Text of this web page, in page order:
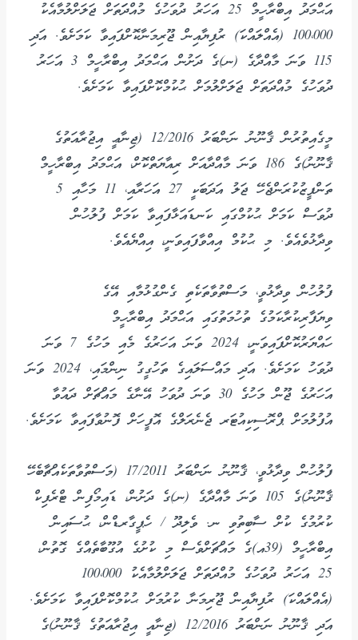
އަޙްމަދު އިބްރާހީމް 25 އަހަރު ދުވަހުގެ މުއްދަަތަށް ޖަލަށްލުމާއެކު
100،000 (އެއްލައްކަ) ރުފިޔާއިން ޖޫރިމަނާކޮށްފައިވާ ކަމަށެވެ. އަދި
115 ވަނަ މާއްދާގެ (ނ)ގެ ދަށުން އަޙްމަދު އިބްރާހީމް 3 އަހަރު
ދުވަހުގެ މުއްދަތަށް ޖަލަށްލުމަށް ޙުކުމްކޮށްފައިވާ ކަމަށެވެ.
މީގެއިތުރުން ޤާނޫނު ނަންބަރު 12/2016 (ޖިނާޢީ އިޖުރާއަތުގެ
ޤާނޫނު)ގެ 186 ވަނަ މާއްދާއަށް ރިއާޔަތްކޮށް، އަޙްމަދު އިބްރާހީމް
ތަންފީޒުކުރަންޖެހޭ ޖަލު އަދަބަކީ 27 އަހަރާއި، 11 މަހާއި 5
ދުވަސް ކަމަށް ޙުކުމްގައި ކަނޑައަޅާފައިވާ ކަމަށް ފުލުހުން
ވިދާޅުވެއެވެ. މި ޙުކުމް އިއްވާފައިވަނީ، އިއްޔެއެވެ.
ފުލުހުން ވިދާޅުވީ، މަސްތުވާތަކެތި ގެންގުޅުމާއި އޭގެ
ވިޔަފާރިކުރާކަމުގެ ތުހުމަތުގައި އަޙްމަދު އިބްރާހީމް
ހައްޔަރުކޮށްފައިވަނީ، 2024 ވަނަ އަހަރުގެ މެއި މަހުގެ 7 ވަނަ
ދުވަހު ކަމަށެވެ. އަދި މައްސަލައިގެ ތަހުގީގު ނިންމައި، 2024 ވަނަ
އަހަރުގެ ޖޫން މަހުގެ 30 ވަނަ ދުވަހު އޭނާގެ މައްޗަށް ދައުވާ
އުފުލުމަށް ޕްރޮސިކިއުޓަރ ޖެނެރަލްގެ އޮފީހަށް ފޮނުވާފައިވާ ކަމަށެވެ.
ފުލުހުން ވިދާޅުވީ، ޤާނޫނު ނަންބަރު 17/2011 (މަސްތުވާތަކެއްޗާބެހޭ
ޤާނޫނު)ގެ 105 ވަނަ މާއްދާގެ (ނ)ގެ ދަށުން، ޑައިމޯފިން ޓްރެފިކް
ކުރުމުގެ ކުށް ސާބިތުވި ނ. ވެލިދޫ / ހެޕީގާރޑްން، ޙުސައިން
އިބްރާހީމް (39އ)ގެ މައްޗަށްވެސް މި ކުށުގެ އުގޫބާތެއްގެ ގޮތުން،
25 އަހަރު ދުވަހުގެ މުއްދަަތަށް ޖަލަށްލުމާއެކު 100،000
(އެއްލައްކަ) ރުފިޔާއިން ޖޫރިމަނާ ކުރުމަށް ޙުކުމްކޮށްފައިވާ ކަމަށެވެ.
އަދި ޤާނޫނު ނަންބަރު 12/2016 (ޖިނާއީ އިޖުރާއަތުގެ ޤާނޫނު)ގެ